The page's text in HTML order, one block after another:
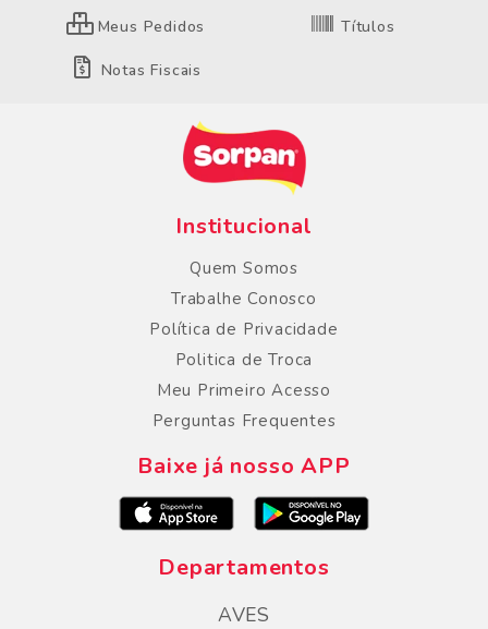
Meus Pedidos Títulos
Notas Fiscais
Institucional
Quem Somos
Trabalhe Conosco
Política de Privacidade
Politica de Troca
Meu Primeiro Acesso
Perguntas Frequentes
Baixe já nosso APP
Departamentos
AVES